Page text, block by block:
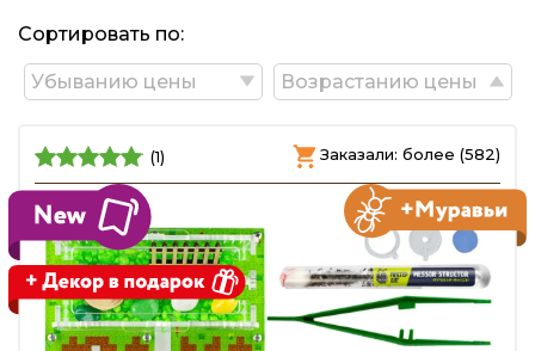
Сортировать по:
Убыванию цены Возрастанию цены
(1) Заказали: более (582)